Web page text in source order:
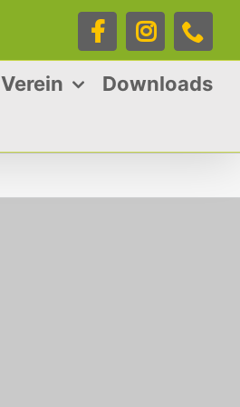
Facebook
Verein Downloads